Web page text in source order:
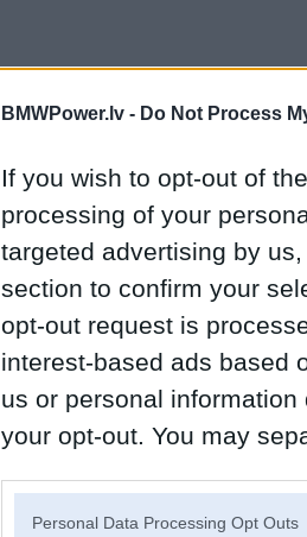
BMWPower.lv - Do Not Process
If you wish to opt-out of
processing of your
targeted advertising by
section to confirm your
opt-out request is
interest-based ads based
us or personal
your opt-out. You may
Personal Data Processing Opt Outs